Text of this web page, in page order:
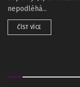
nepodléhá...
ČÍST VÍCE